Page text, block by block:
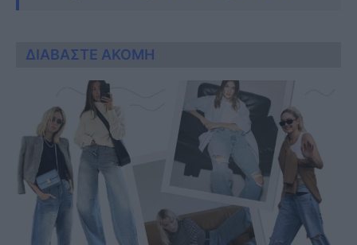
ΔΙΑΒΑΣΤΕ ΑΚΟΜΗ